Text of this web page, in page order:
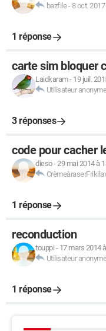
bazfile- 8 oct.
1 réponse
carte sim bloquer
Laidkaram- 19 juil.
Utilisateur anonyme
3 réponses
code pour cacher
dieso-29 mai 2014 à
1 réponse
reconduction
touppi - 17 mars 2014
Utilisateur anonyme
1 réponse